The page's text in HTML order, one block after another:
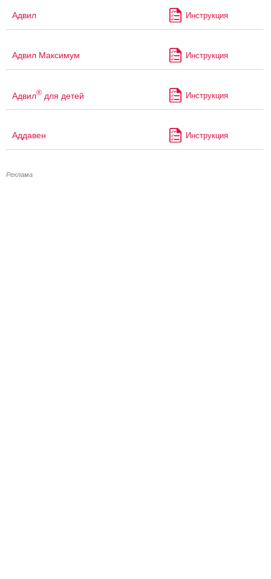
Адвил Инструкция
Адвил Максимум Инструкция
Адвил® для детей Инструкция
Аддавен Инструкция
Реклама